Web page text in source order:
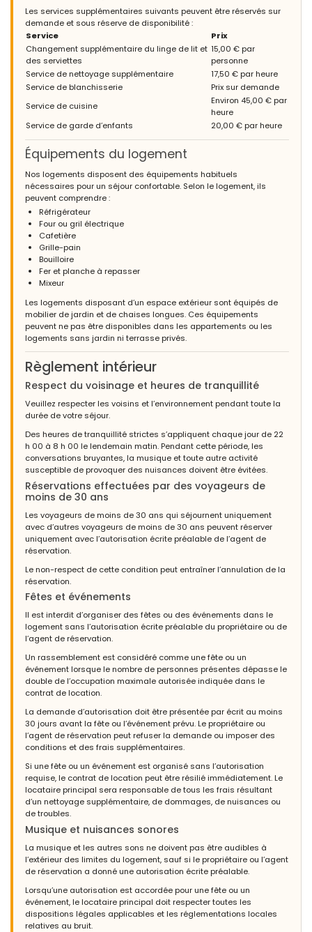
Les services supplémentaires suivants peuvent être réservés sur
demande et sous réserve de disponibilité :
Service
Prix
Changement supplémentaire du linge de lit et
des serviettes
15,00 € par
personne
Service de nettoyage supplémentaire
17,50 € par heure
Service de blanchisserie
Prix sur demande
Service de cuisine
Environ 45,00 € par
heure
Service de garde d’enfants
20,00 € par heure
Équipements du logement
Nos logements disposent des équipements habituels
nécessaires pour un séjour confortable. Selon le logement, ils
peuvent comprendre :
Réfrigérateur
Four ou gril électrique
Cafetière
Grille-pain
Bouilloire
Fer et planche à repasser
Mixeur
Les logements disposant d’un espace extérieur sont équipés de
mobilier de jardin et de chaises longues. Ces équipements
peuvent ne pas être disponibles dans les appartements ou les
logements sans jardin ni terrasse privés.
Règlement intérieur
Respect du voisinage et heures de tranquillité
Veuillez respecter les voisins et l’environnement pendant toute la
durée de votre séjour.
Des heures de tranquillité strictes s’appliquent chaque jour de 22
h 00 à 8 h 00 le lendemain matin. Pendant cette période, les
conversations bruyantes, la musique et toute autre activité
susceptible de provoquer des nuisances doivent être évitées.
Réservations effectuées par des voyageurs de
moins de 30 ans
Les voyageurs de moins de 30 ans qui séjournent uniquement
avec d’autres voyageurs de moins de 30 ans peuvent réserver
uniquement avec l’autorisation écrite préalable de l’agent de
réservation.
Le non-respect de cette condition peut entraîner l’annulation de la
réservation.
Fêtes et événements
Il est interdit d’organiser des fêtes ou des événements dans le
logement sans l’autorisation écrite préalable du propriétaire ou de
l’agent de réservation.
Un rassemblement est considéré comme une fête ou un
événement lorsque le nombre de personnes présentes dépasse le
double de l’occupation maximale autorisée indiquée dans le
contrat de location.
La demande d’autorisation doit être présentée par écrit au moins
30 jours avant la fête ou l’événement prévu. Le propriétaire ou
l’agent de réservation peut refuser la demande ou imposer des
conditions et des frais supplémentaires.
Si une fête ou un événement est organisé sans l’autorisation
requise, le contrat de location peut être résilié immédiatement. Le
locataire principal sera responsable de tous les frais résultant
d’un nettoyage supplémentaire, de dommages, de nuisances ou
de troubles.
Musique et nuisances sonores
La musique et les autres sons ne doivent pas être audibles à
l’extérieur des limites du logement, sauf si le propriétaire ou l’agent
de réservation a donné une autorisation écrite préalable.
Lorsqu’une autorisation est accordée pour une fête ou un
événement, le locataire principal doit respecter toutes les
dispositions légales applicables et les réglementations locales
relatives au bruit.